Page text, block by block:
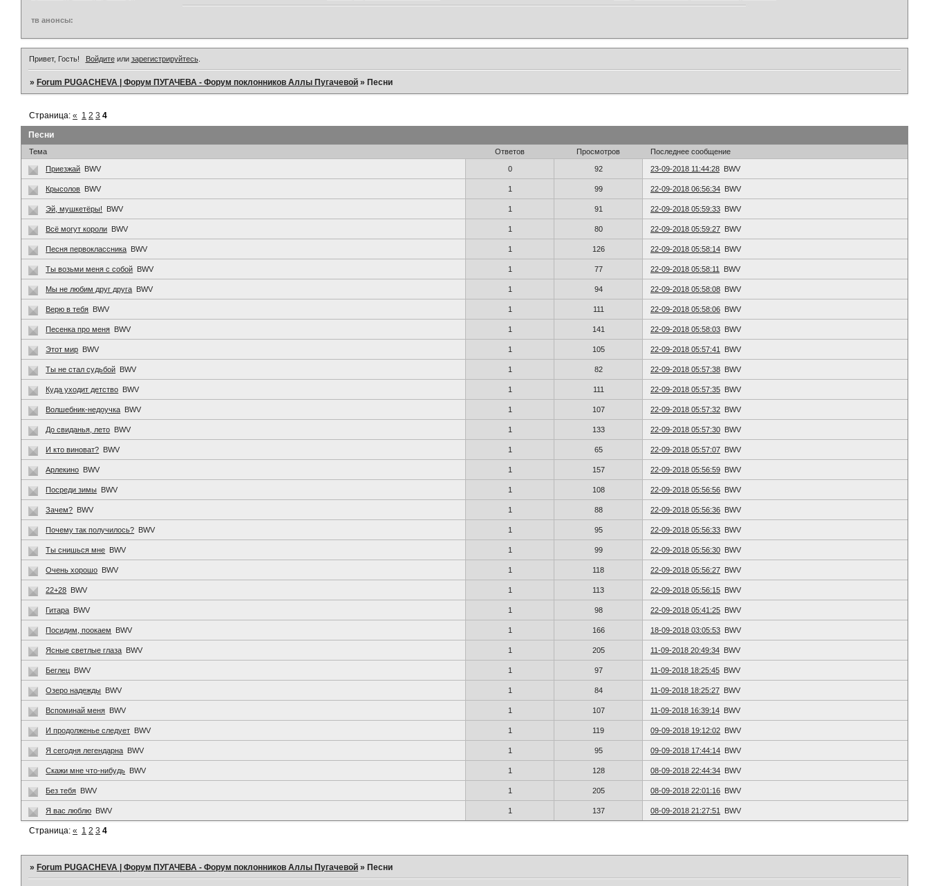
тв анонсы:
Привет, Гость! Войдитеили зарегистрируйтесь.
»Forum PUGACHEVA | Форум ПУГАЧЕВА - Форум поклонников Аллы Пугачевой »Песни
Песни
Страница:« 1 2 3 4
Тема Ответов Просмотров Последнее сообщение
Приезжай BWV 0 92 23-09-2018 11:44:28 BWV
Крысолов BWV 1 99 22-09-2018 06:56:34 BWV
Эй, мушкетёры! BWV 1 91 22-09-2018 05:59:33 BWV
Всё могут короли BWV 1 80 22-09-2018 05:59:27 BWV
Песня первоклассника BWV 1 126 22-09-2018 05:58:14 BWV
Ты возьми меня с собой BWV 1 77 22-09-2018 05:58:11 BWV
Мы не любим друг друга BWV 1 94 22-09-2018 05:58:08 BWV
Верю в тебя BWV 1 111 22-09-2018 05:58:06 BWV
Песенка про меня BWV 1 141 22-09-2018 05:58:03 BWV
Этот мир BWV 1 105 22-09-2018 05:57:41 BWV
Ты не стал судьбой BWV 1 82 22-09-2018 05:57:38 BWV
Куда уходит детство BWV 1 111 22-09-2018 05:57:35 BWV
Волшебник-недоучка BWV 1 107 22-09-2018 05:57:32 BWV
До свиданья, лето BWV 1 133 22-09-2018 05:57:30 BWV
И кто виноват? BWV 1 65 22-09-2018 05:57:07 BWV
Арлекино BWV 1 157 22-09-2018 05:56:59 BWV
Посреди зимы BWV 1 108 22-09-2018 05:56:56 BWV
Зачем? BWV 1 88 22-09-2018 05:56:36 BWV
Почему так получилось? BWV 1 95 22-09-2018 05:56:33 BWV
Ты снишься мне BWV 1 99 22-09-2018 05:56:30 BWV
Очень хорошо BWV 1 118 22-09-2018 05:56:27 BWV
22+28 BWV 1 113 22-09-2018 05:56:15 BWV
Гитара BWV 1 98 22-09-2018 05:41:25 BWV
Посидим, поокаем BWV 1 166 18-09-2018 03:05:53 BWV
Ясные светлые глаза BWV 1 205 11-09-2018 20:49:34 BWV
Беглец BWV 1 97 11-09-2018 18:25:45 BWV
Озеро надежды BWV 1 84 11-09-2018 18:25:27 BWV
Вспоминай меня BWV 1 107 11-09-2018 16:39:14 BWV
И продолженье следует BWV 1 119 09-09-2018 19:12:02 BWV
Я сегодня легендарна BWV 1 95 09-09-2018 17:44:14 BWV
Скажи мне что-нибудь BWV 1 128 08-09-2018 22:44:34 BWV
Без тебя BWV 1 205 08-09-2018 22:01:16 BWV
Я вас люблю BWV 1 137 08-09-2018 21:27:51 BWV
Страница:« 1 2 3 4
»Forum PUGACHEVA | Форум ПУГАЧЕВА - Форум поклонников Аллы Пугачевой »Песни